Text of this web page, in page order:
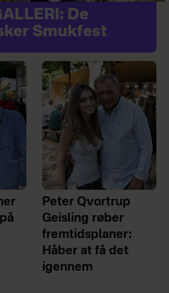
De
Smukfest
Peter Qvortrup
Geisling røber
fremtidsplaner:
Håber at få det
igennem